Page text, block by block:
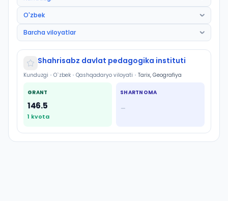
Shahrisabz davlat pedagogika instituti
Kunduzgi • O`zbek • Qashqadaryo viloyati • Tarix, Geografiya
GRANT
146.5
1 kvota
SHARTNOMA
—